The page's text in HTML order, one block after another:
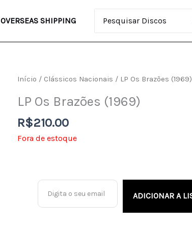
OVERSEAS SHIPPING
Início / Clássicos Nacionais / LP Os Brazões (1969)
LP Os Brazões (1969)
R$210.00
Fora de estoque